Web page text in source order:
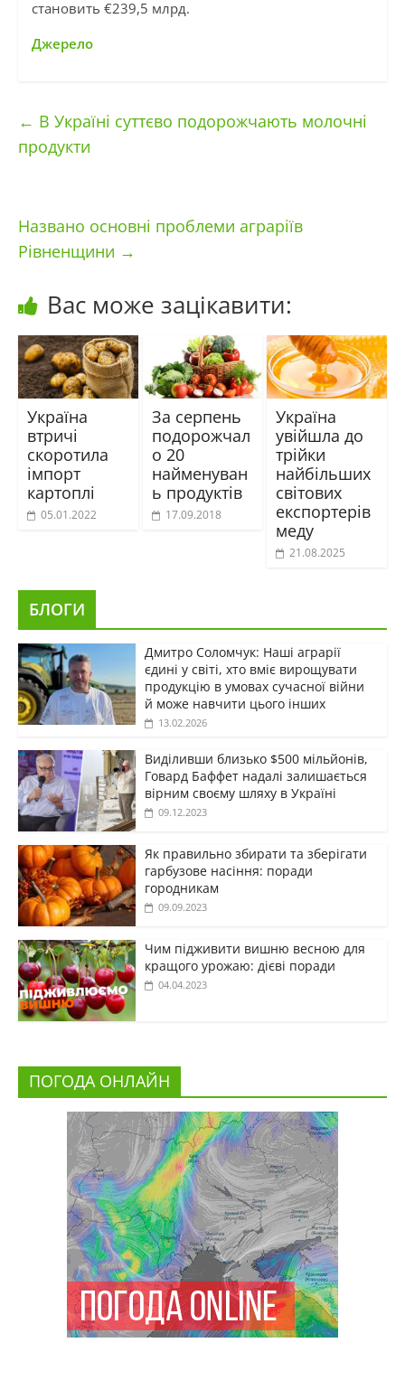
становить €239,5 млрд.
Джерело
← В Україні суттєво подорожчають молочні
продукти
Названо основні проблеми аграріїв
Рівненщини →
Вас може зацікавити:
Україна
втричі
скоротила
імпорт
картоплі
05.01.2022
За серпень
подорожчал
о 20
найменуван
ь продуктів
17.09.2018
Україна
увійшла до
трійки
найбільших
світових
експортерів
меду
21.08.2025
БЛОГИ
Дмитро Соломчук: Наші аграрії
єдині у світі, хто вміє вирощувати
продукцію в умовах сучасної війни
й може навчити цього інших
13.02.2026
Виділивши близько $500 мільйонів,
Говард Баффет надалі залишається
вірним своєму шляху в Україні
09.12.2023
Як правильно збирати та зберігати
гарбузове насіння: поради
городникам
09.09.2023
Чим підживити вишню весною для
кращого урожаю: дієві поради
04.04.2023
ПОГОДА ОНЛАЙН